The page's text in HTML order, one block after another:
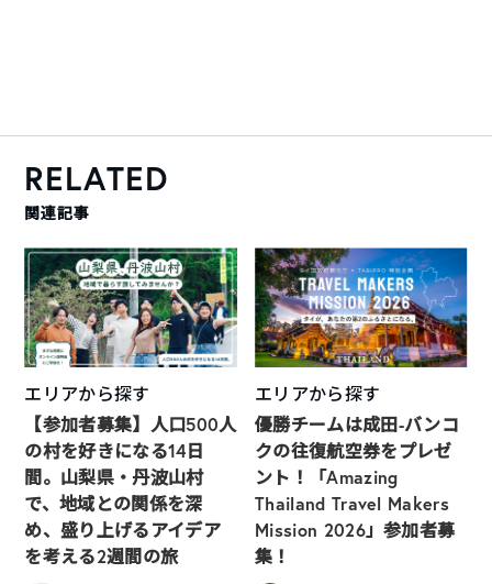
RELATED
関連記事
エリアから探す
【参加者募集】人口500人
の村を好きになる14日
間。山梨県・丹波山村
で、地域との関係を深
め、盛り上げるアイデア
を考える2週間の旅
エリアから探す
優勝チームは成田-バンコ
クの往復航空券をプレゼ
ント！「Amazing
Thailand Travel Makers
Mission 2026」参加者募
集！